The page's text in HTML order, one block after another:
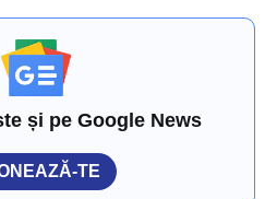
și pe Google News
TE